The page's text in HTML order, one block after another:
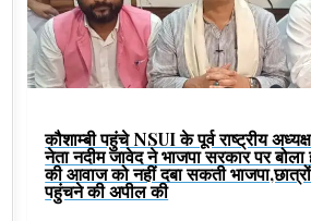
कौशाम्बी पहुंचे NSUI के पूर्व राष्ट्रीय
नेता नदीम जावेद ने भाजपा सरकार पर बोला
की आवाज को नहीं दबा सकती
पहुंचने की अपील की